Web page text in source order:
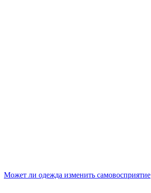
Может ли одежда изменить самовосприятие